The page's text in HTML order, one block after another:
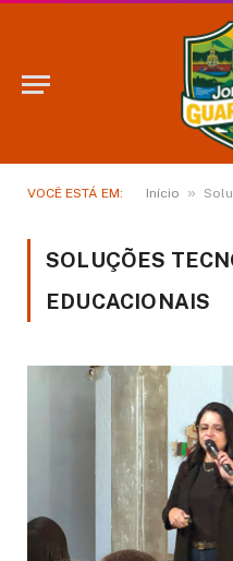
VOCÊ ESTÁ EM: Início »
SOLUÇÕES
EDUCACIONAIS